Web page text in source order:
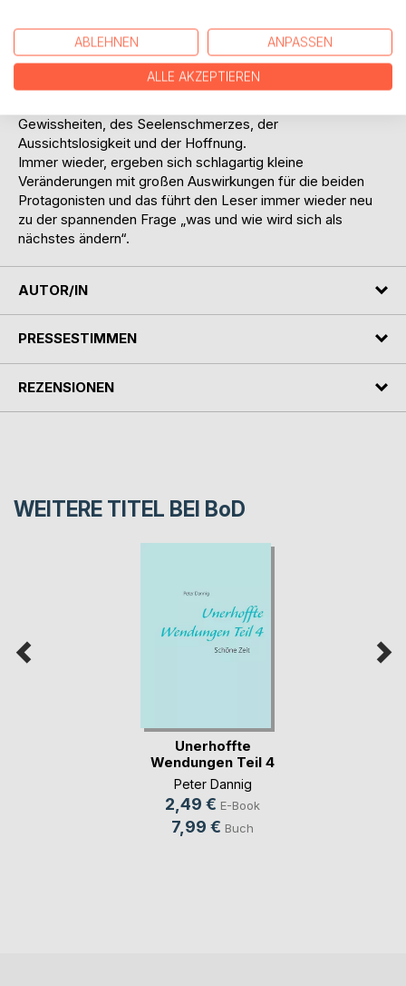
dieses Buch war die ungewöhnliche Situation. Aber alles
hätte auch genauso in jeder ganz normalen Situation bei
einer zwischen zwei Menschen beginnenden Beziehung
geschehen können. Die Erzählung schildert das Auf und Ab
Gewissheiten, des Seelenschmerzes, der
Aussichtslosigkeit und der Hoffnung.
Immer wieder, ergeben sich schlagartig kleine
Veränderungen mit großen Auswirkungen für die beiden
Protagonisten und das führt den Leser immer wieder neu
zu der spannenden Frage „was und wie wird sich als
nächstes ändern“.
AUTOR/IN
PRESSESTIMMEN
REZENSIONEN
WEITERE TITEL BEI BoD
Unerhoffte
Wendungen Teil 4
Peter Dannig
2,49 € E-Book
7,99 € Buch
ABLEHNEN ANPASSEN
ALLE AKZEPTIEREN